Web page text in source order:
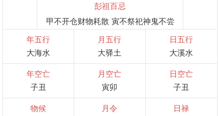
彭祖百忌
甲不开仓财物耗散 寅不祭祀神鬼不尝
年五行
大海水
月五行
大驿土
日五行
大溪水
年空亡
子丑
月空亡
寅卯
日空亡
子丑
物候
月令
日禄